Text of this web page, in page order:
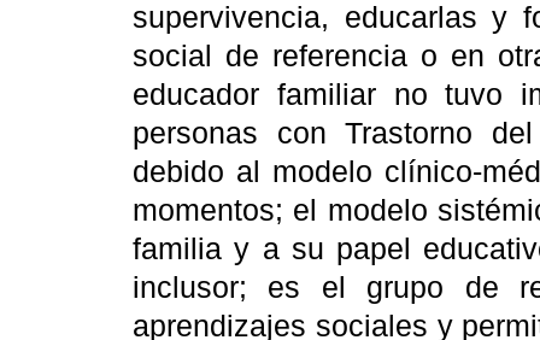
supervivencia, educarlas y
social de referencia o en
educador familiar no tuvo
personas con Trastorno
debido al modelo clínico-
momentos; el modelo
familia y a su papel
inclusor; es el grupo de
aprendizajes sociales y